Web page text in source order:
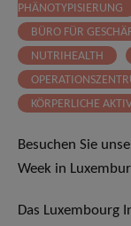
PHÄNOTYPISIERUNG
BÜRO FÜR
NUTRIHEALTH
KÖRPERLICHE
Besuchen Sie
Week in
Das Luxembourg